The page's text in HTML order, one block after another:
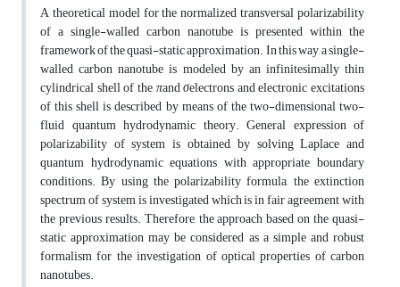
A theoretical model for the normalized transversal polarizability
of a single-walled carbon nanotube is presented within the
framework of the quasi-static approximation. In this way, a single-
walled carbon nanotube is modeled by an infinitesimally thin
cylindrical shell of theπandσelectrons and electronic excitations
of this shell is described by means of the two-dimensional two-
fluid quantum hydrodynamic theory. General expression of
polarizability of system is obtained, by solving Laplace and
quantum hydrodynamic equations with appropriate boundary
conditions. By using the polarizability formula, the extinction
spectrum of system is investigated which is in fair agreement with
the previous results. Therefore, the approach based on the quasi-
static approximation may be considered as a simple and robust
formalism for the investigation of optical properties of carbon
nanotubes.